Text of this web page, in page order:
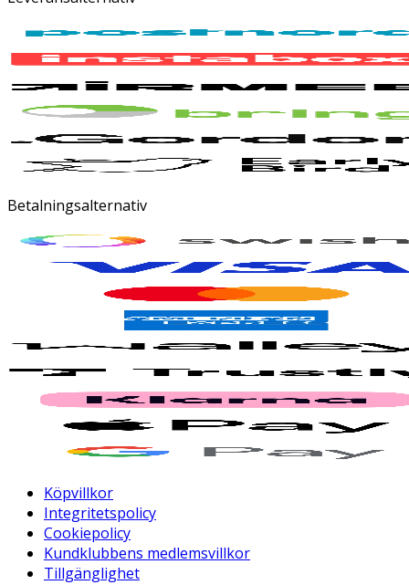
Betalningsalternativ
Köpvillkor
Integritetspolicy
Cookiepolicy
Kundklubbens medlemsvillkor
Tillgänglighet